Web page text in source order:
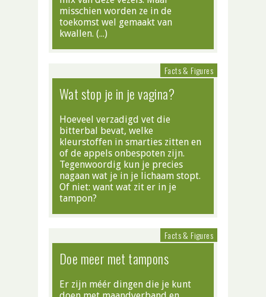
misschien worden ze in de
toekomst wel gemaakt van
kwallen. (…)
Facts & Figures
Wat stop je in je vagina?
Hoeveel verzadigd vet die
bitterbal bevat, welke
kleurstoffen in smarties zitten en
of de appels onbespoten zijn.
Tegenwoordig kun je precies
nagaan wat je in je lichaam stopt.
Of niet: want wat zit er in je
tampon?
Facts & Figures
Doe meer met tampons
Er zijn méér dingen die je kunt